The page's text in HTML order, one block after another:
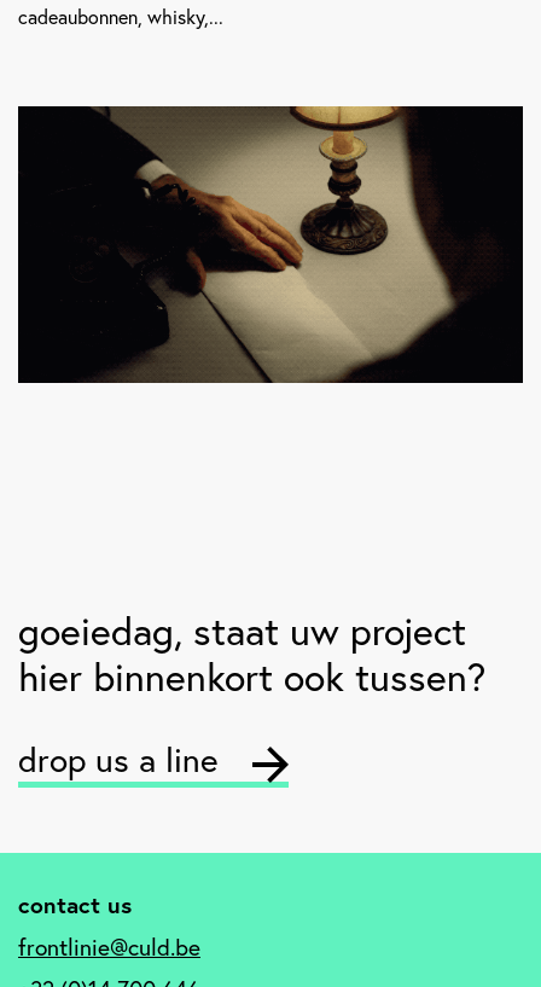
cadeaubonnen, whisky,...
goeiedag, staat uw project
hier binnenkort ook tussen?
drop us a line
contact us
frontlinie@culd.be